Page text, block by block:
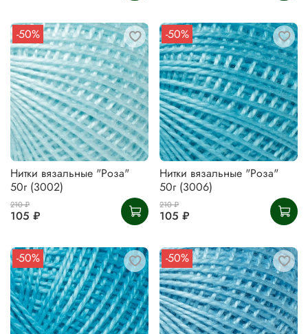
-50%
Нитки вязальные "Роза"
50г (3002)
210 ₽
105 ₽
-50%
Нитки вязальные "Роза"
50г (3006)
210 ₽
105 ₽
-50% -50%